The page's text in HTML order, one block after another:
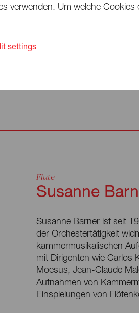
die Bayerische
Flute
Susanne
Susanne Barner ist seit
der Orchestertätigkeit
kammermusikalischen
mit Dirigenten wie Carlos
Moesus, Jean-Claude
Aufnahmen von
Einspielungen von
verwenden. Um welche
settings